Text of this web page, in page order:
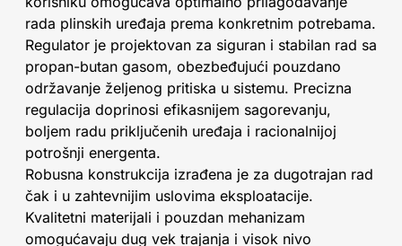
rada plinskih uređaja prema konkretnim potrebama.
Regulator je projektovan za siguran i stabilan rad sa
propan-butan gasom, obezbeđujući pouzdano
održavanje željenog pritiska u sistemu. Precizna
regulacija doprinosi efikasnijem sagorevanju,
boljem radu priključenih uređaja i racionalnijoj
potrošnji energenta.
Robusna konstrukcija izrađena je za dugotrajan rad
čak i u zahtevnijim uslovima eksploatacije.
Kvalitetni materijali i pouzdan mehanizam
omogućavaju dug vek trajanja i visok nivo